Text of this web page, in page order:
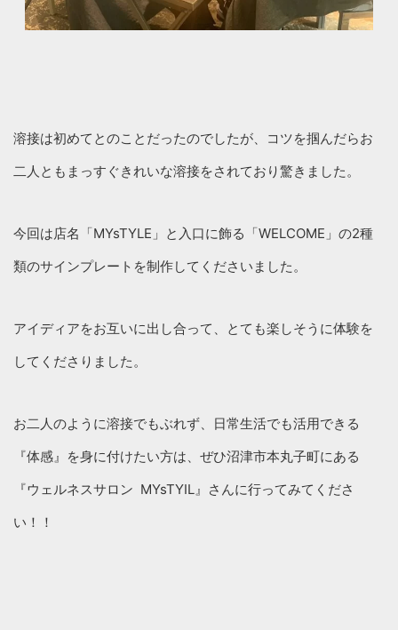
溶接は初めてとのことだったのでしたが、コツを掴んだらお
二人ともまっすぐきれいな溶接をされており驚きました。
今回は店名「MYsTYLE」と入口に飾る「WELCOME」の2種
類のサインプレートを制作してくださいました。
アイディアをお互いに出し合って、とても楽しそうに体験を
してくださりました。
お二人のように溶接でもぶれず、日常生活でも活用できる
『体感』を身に付けたい方は、ぜひ沼津市本丸子町にある
『ウェルネスサロン MYsTYIL』さんに行ってみてくださ
い！！